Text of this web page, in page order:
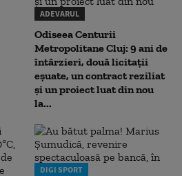
ADEVARUL
Odiseea Centurii
Metropolitane Cluj: 9 ani de
întârzieri, două licitații
eșuate, un contract reziliat
și un proiect luat din nou
la...
DIGI SPORT